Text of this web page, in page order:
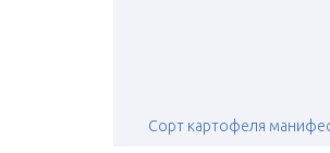
Сорт картофеля